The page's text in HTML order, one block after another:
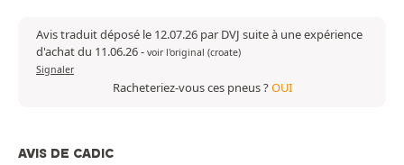
Avis traduit déposé le 12.07.26 par DVJ suite à une expérience
d'achat du 11.06.26- voir l'original (croate)
Signaler
Racheteriez-vous ces pneus ?OUI
AVIS DE CADIC